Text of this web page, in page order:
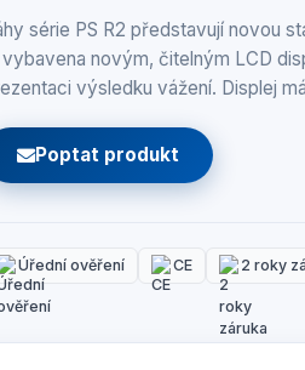
série PS R2 představují novou
novým, čitelným LCD
výsledku vážení. Displej
Poptat produkt
Úřední ověření CE 2 roky